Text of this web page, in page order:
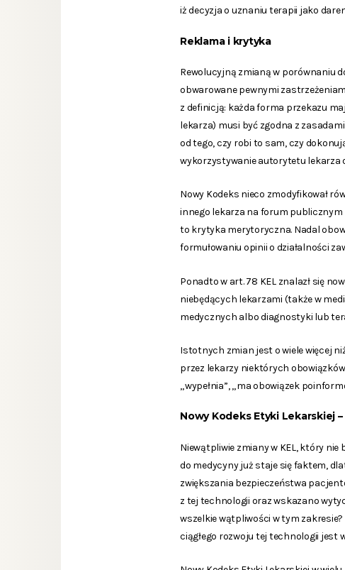
iż decyzja o uznaniu terapii jako
Reklama i krytyka
Rewolucyjną zmianą w porównaniu
obwarowane pewnymi
z definicją: każda forma przekazu
lekarza) musi być zgodna z
od tego, czy robi to sam, czy
wykorzystywanie autorytetu lekarza
Nowy Kodeks nieco zmodyfikował
innego lekarza na forum publicznym
to krytyka merytoryczna. Nadal
formułowaniu opinii o działalności
Ponadto w art. 78 KEL znalazł się
niebędących lekarzami (także w
medycznych albo diagnostyki lub
Istotnych zmian jest o wiele więcej
przez lekarzy niektórych
„wypełnia”, „ma obowiązek
Nowy Kodeks Etyki Lekarskiej
Niewątpliwie zmiany w KEL, który
do medycyny już staje się faktem,
zwiększania bezpieczeństwa
z tej technologii oraz wskazano
wszelkie wątpliwości w tym
ciągłego rozwoju tej technologii jest